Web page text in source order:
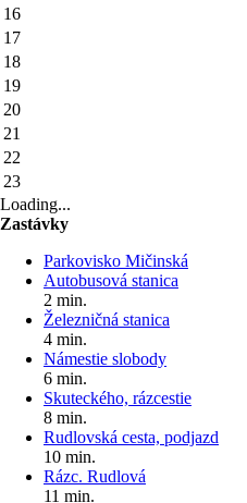
16
17
18
19
20
21
22
23
Loading...
Zastávky
Parkovisko Mičinská
Autobusová stanica
2 min.
Železničná stanica
4 min.
Námestie slobody
6 min.
Skuteckého, rázcestie
8 min.
Rudlovská cesta, podjazd
10 min.
Rázc. Rudlová
11 min.